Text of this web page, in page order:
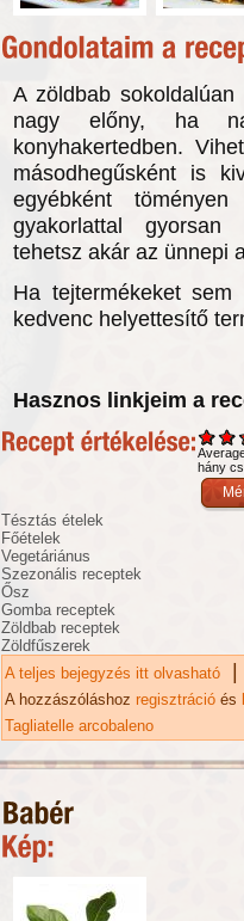
A zöldbab
nagy előny, ha
konyhakertedben.
másodhegűsként is
egyébként
gyakorlattal gyorsan
tehetsz akár az ünnepi
Ha tejtermékeket
kedvenc helyettesítő
Hasznos linkjeim a
hány
Tésztás ételek
Főételek
Vegetáriánus
Szezonális receptek
Ősz
Gomba receptek
Zöldbab receptek
Zöldfűszerek
A teljes bejegyzés itt olvasható
|
A hozzászóláshoz regisztráció és
Tagliatelle arcobaleno